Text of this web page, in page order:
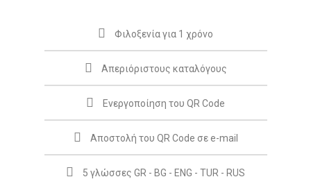
Φιλοξενία για 1 χρόνο
Απεριόριστους καταλόγους
Ενεργοποίηση του QR Code
Αποστολή του QR Code σε e-mail
5 γλώσσες GR - BG - ENG - TUR - RUS